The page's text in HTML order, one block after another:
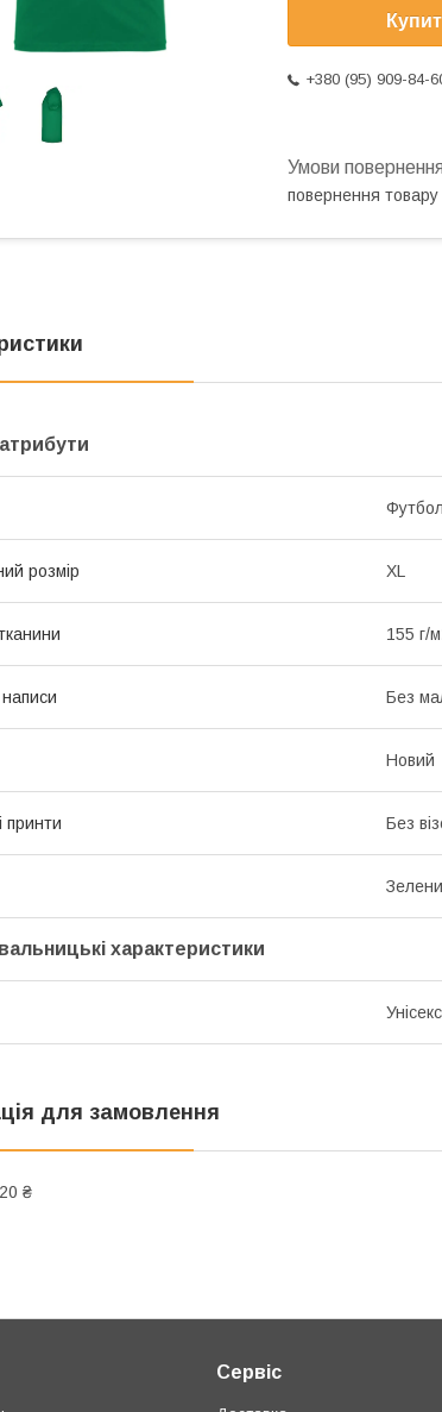
+380 (95) 909-84-
повернення товару
розмір XL
155 г/
Без
Новий
принти Без
характеристики
Унісекс
для замовлення
₴
Сервіс